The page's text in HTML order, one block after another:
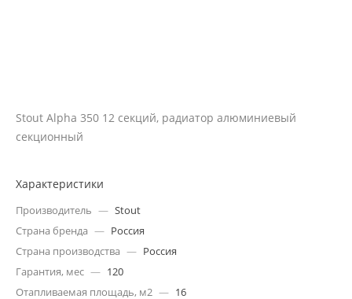
Stout Alpha 350 12 секций, радиатор алюминиевый
секционный
Характеристики
Производитель — Stout
Страна бренда — Россия
Страна производства — Россия
Гарантия, мес — 120
Отапливаемая площадь, м2 — 16